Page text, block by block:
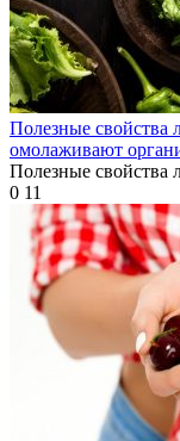
Полезные свойства
омолаживают
Полезные свойства
0 11